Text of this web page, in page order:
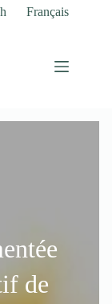
Français
de